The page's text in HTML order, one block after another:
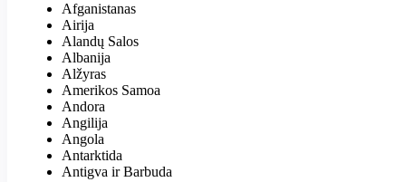
Afganistanas
Airija
Alandų Salos
Albanija
Alžyras
Amerikos Samoa
Andora
Angilija
Angola
Antarktida
Antigva ir Barbuda